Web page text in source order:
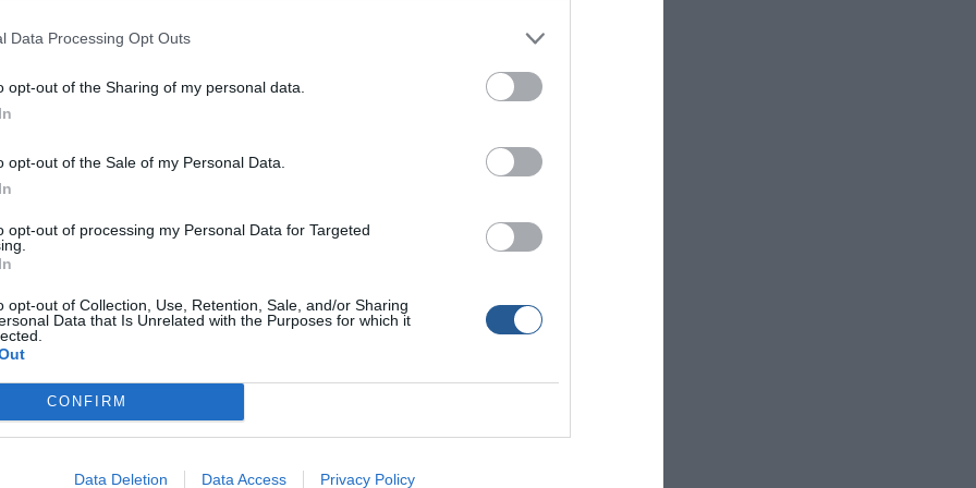
Data Processing Opt Outs
opt-out of the Sharing of my personal data.
opt-out of the Sale of my Personal Data.
opt-out of processing my Personal Data for Targeted
opt-out of Collection, Use, Retention, Sale, and/or Sharing
Data that Is Unrelated with the Purposes for which it
CONFIRM
Data Deletion Data Access Privacy Policy
σιλικόνης LB SANDEEL SLUGS της
GEAR
είναι η πρωτότυπη και αξεπέραστη αποµίµηση του φυσικού
Sandeel. Η συγκεκριµένη σειρά LB Sandeel αποτελείται από
µε µασίφ µπροστινό µέρος και κοίλη ουρά που προσφέρει
πλευστότητα. Λόγω της µοναδικής […]